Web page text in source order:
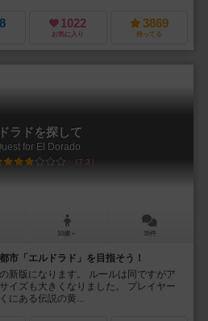
1022
お気に入り
3869
持ってる
ラドを探して
for El Dorado
7.3
10歳～ 35件
市「エルドラド」を目指そう！
新版になります。 ルールは同ですがア
イズも大きくなりました。 プレイヤー
にある伝説の黄...